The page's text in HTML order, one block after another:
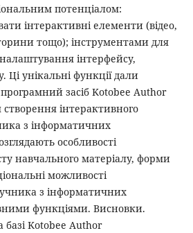
потенціалом:
інтерактивні елементи (відео,
тощо); інструментами для
інтерфейсу,
Ці унікальні функції дали
засіб Kotobee Author
інтерактивного
з інформатичних
особливості
навчального матеріалу, форми
можливості
з інформатичних
функціями. Висновки.
Kotobee Author